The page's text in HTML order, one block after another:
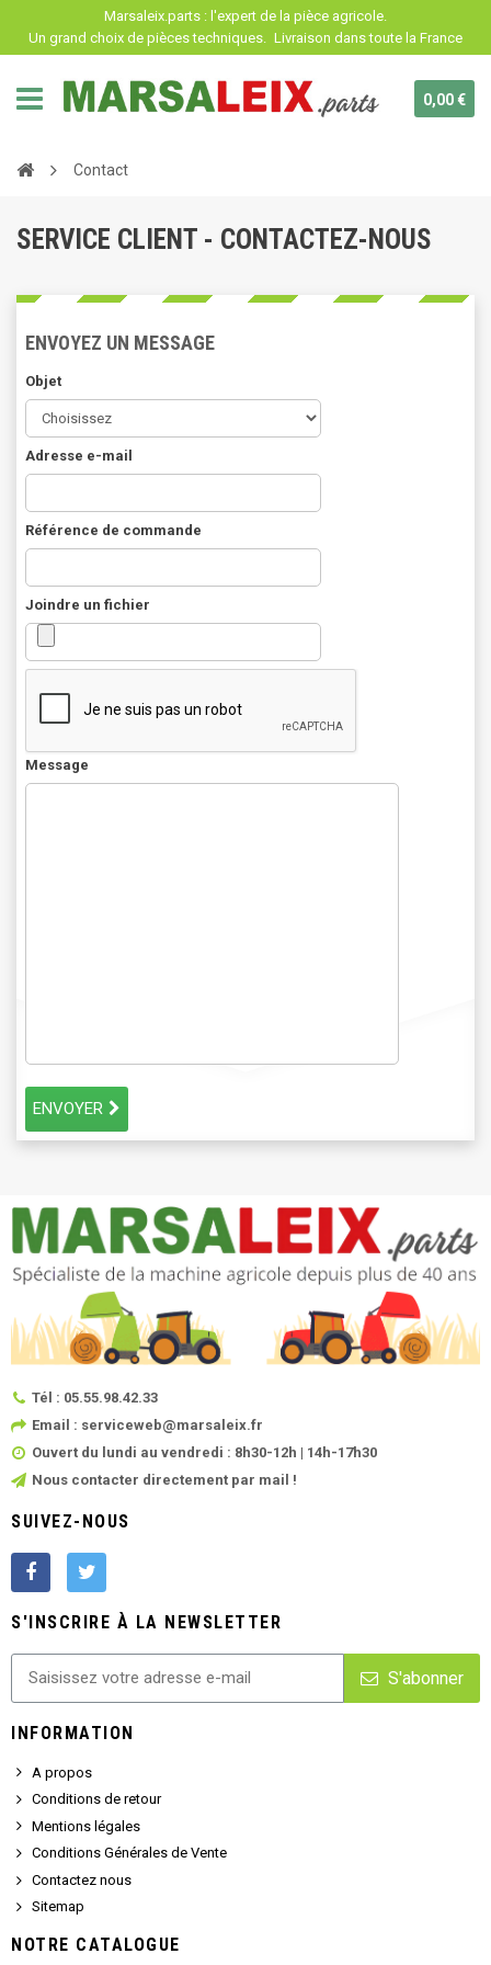
Marsaleix.parts : l'expert de la pièce agricole.
Un grand choix de pièces techniques. Livraison dans toute la France
0,00 €
Contact
SERVICE CLIENT - CONTACTEZ-NOUS
ENVOYEZ UN MESSAGE
Objet
Adresse e-mail
Référence de commande
Joindre un fichier
Message
ENVOYER
Tél : 05.55.98.42.33
Email : serviceweb@marsaleix.fr
Ouvert du lundi au vendredi : 8h30-12h | 14h-17h30
Nous contacter directement par mail !
SUIVEZ-NOUS
S'INSCRIRE À LA NEWSLETTER
S'abonner
INFORMATION
A propos
Conditions de retour
Mentions légales
Conditions Générales de Vente
Contactez nous
Sitemap
NOTRE CATALOGUE
Panneau de gestion des cookies